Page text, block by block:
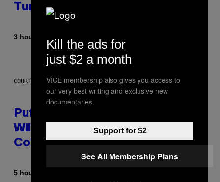
Turning 30 This Year
3 hours ago
COURTESY OF PUFFCO
Puffco Went Full Gamer With Its
Wild New Plasma Peak Pro
Colorway
5 hours ago
Kill the ads for
just $2 a month
VICE membership also gives you access to
our very best writing and exclusive new
documentaries.
Support for $2
See All Membership Plans